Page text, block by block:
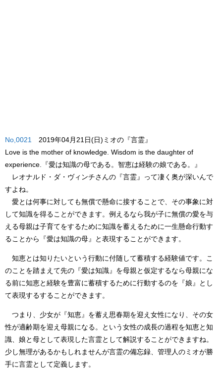
No,0021
2019年04月21日(日)ミオの『言霊』
Love is the mother of knowledge. Wisdom is the daughter of
experience.
『愛は知識の母である。智恵は経験の娘である。』
レオナルド・ダ・ヴィンチさんの『言霊』って凄く奥が深いんで
すよね。
愛とは何事に対しても無償で懸命に接することで、その事象に対
して知識を得ることができます。例えるなら我が子に無償の愛を与
える母親は子育てをするために知識を蓄えるために一生懸命行動す
ることから『愛は知識の母』と表現することができます。
知恵とは知りたいという行動に付随して蓄積する経験値です。こ
のことを踏まえて先の『愛は知識』を母親と仮定するなら母親にな
る前に知恵と経験を豊富に蓄積するために行動するのを『娘』とし
て表現するすることができます。
つまり、少女が『知恵』を蓄え思春期を迎え女性になり、その女
性が適齢期を迎え母親になる。という女性の成長の過程を知恵と知
識、娘と母として表現した言霊として解説することができますね。
少し無理があるかもしれませんが言霊の備忘録、管理人のミオが勝
手に言霊として定義します。